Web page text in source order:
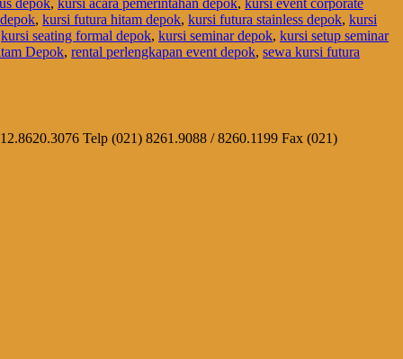
depok, kursi acara pemerintahan depok, kursi event corporate
, kursi futura hitam depok, kursi futura stainless depok, kursi
kursi seating formal depok, kursi seminar depok, kursi setup seminar
Depok, rental perlengkapan event depok, sewa kursi futura
Telp (021) 8261.9088 / 8260.1199 Fax (021)